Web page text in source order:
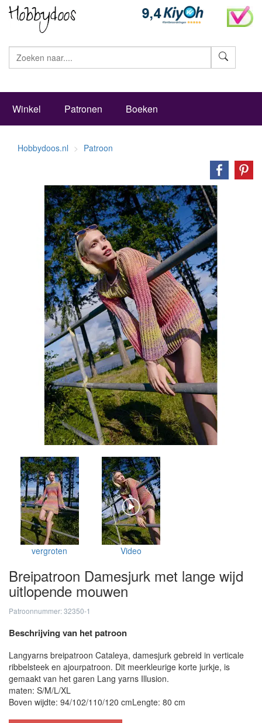
Winkel Patronen Boeken
Hobbydoos.nl Patroon
vergroten Video
Breipatroon Damesjurk met lange wijd
uitlopende mouwen
Patroonnummer: 32350-1
Beschrijving van het patroon
Langyarns breipatroon Cataleya, damesjurk gebreid in verticale
ribbelsteek en ajourpatroon. Dit meerkleurige korte jurkje, is
gemaakt van het garen Lang yarns Illusion.
maten: S/M/L/XL
Boven wijdte: 94/102/110/120 cmLengte: 80 cm